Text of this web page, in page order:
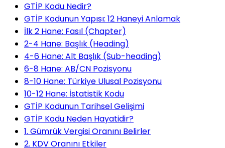
GTİP Kodu Nedir?
GTİP Kodunun Yapısı: 12 Haneyi Anlamak
İlk 2 Hane: Fasıl (Chapter)
2-4 Hane: Başlık (Heading)
4-6 Hane: Alt Başlık (Sub-heading)
6-8 Hane: AB/CN Pozisyonu
8-10 Hane: Türkiye Ulusal Pozisyonu
10-12 Hane: İstatistik Kodu
GTİP Kodunun Tarihsel Gelişimi
GTİP Kodu Neden Hayatidir?
1. Gümrük Vergisi Oranını Belirler
2. KDV Oranını Etkiler